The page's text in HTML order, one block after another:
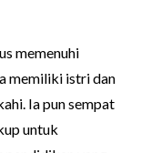
memenuhi
memiliki istri dan
Ia pun sempat
untuk